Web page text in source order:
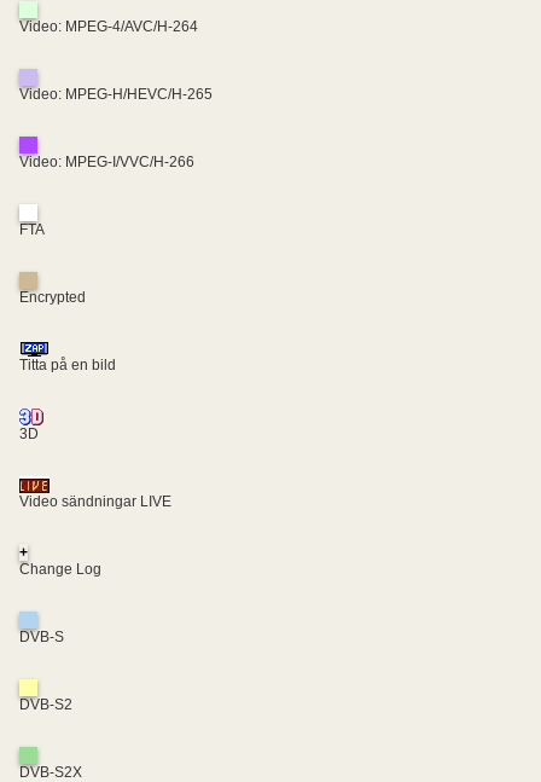
Video: MPEG-4/AVC/H-264
Video: MPEG-H/HEVC/H-265
Video: MPEG-I/VVC/H-266
FTA
Encrypted
Titta på en bild
3D
Video sändningar LIVE
+
Change Log
DVB-S
DVB-S2
DVB-S2X